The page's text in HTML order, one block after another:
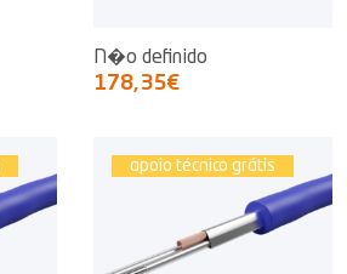
N�o definido
178,35€
apoio técnico grátis